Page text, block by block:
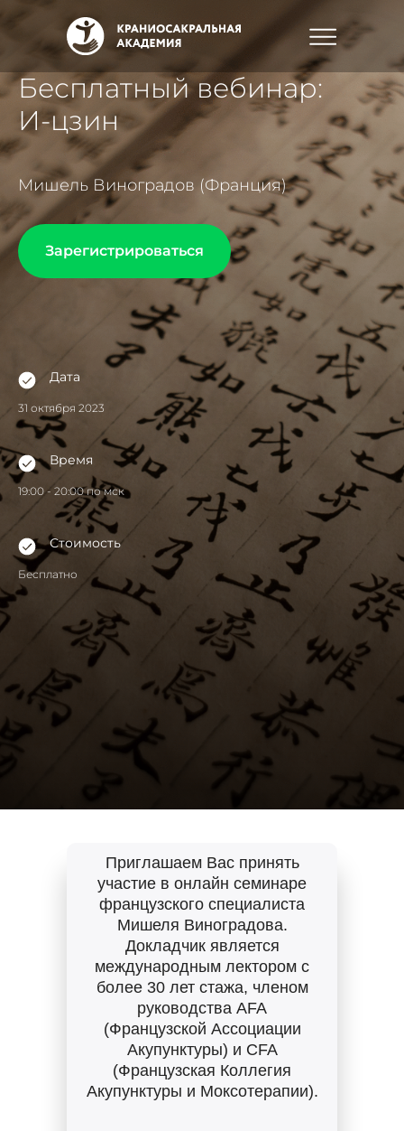
Бесплатный вебинар:
И-цзин
Мишель Виноградов (Франция)
Зарегистрироваться
Дата
31 октября 2023
Время
19:00 - 20:00 по мск
Стоимость
Бесплатно
Приглашаем Вас принять
участие в онлайн семинаре
французского специалиста
Мишеля Виноградова.
Докладчик является
международным лектором с
более 30 лет стажа, членом
руководства AFA
(Французской Ассоциации
Акупунктуры) и CFA
(Французская Коллегия
Акупунктуры и Моксотерапии).